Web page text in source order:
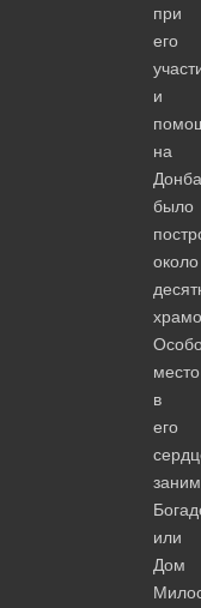
при
его
и
на
было
около
место
в
его
или
Дом